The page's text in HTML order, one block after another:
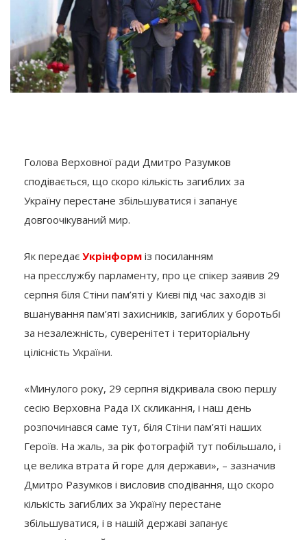
Голова Верховної ради Дмитро Разумков
сподівається, що скоро кількість загиблих за
Україну перестане збільшуватися і запанує
довгоочікуваний мир.
Як передає Укрінформ із посиланням
на пресслужбу парламенту, про це спікер заявив 29
серпня біля Стіни пам’яті у Києві під час заходів зі
вшанування пам’яті захисників, загиблих у боротьбі
за незалежність, суверенітет і територіальну
цілісність України.
«Минулого року, 29 серпня відкривала свою першу
сесію Верховна Рада ІХ скликання, і наш день
розпочинався саме тут, біля Стіни пам’яті наших
Героїв. На жаль, за рік фотографій тут побільшало, і
це велика втрата й горе для держави», – зазначив
Дмитро Разумков і висловив сподівання, що скоро
кількість загиблих за Україну перестане
збільшуватися, і в нашій державі запанує